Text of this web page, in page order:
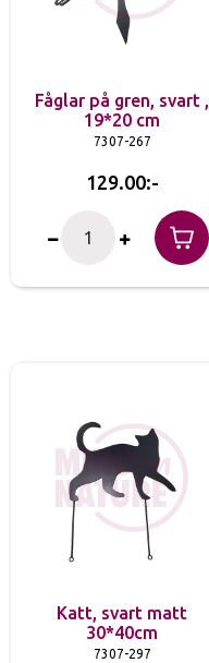
Fåglar på gren, svart ,
19*20 cm
7307-267
129.00
Katt, svart matt
30*40cm
7307-297